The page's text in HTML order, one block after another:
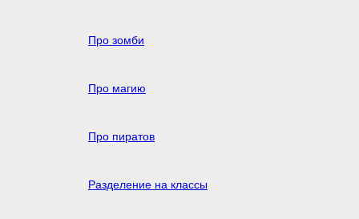
Про зомби
Про магию
Про пиратов
Разделение на классы